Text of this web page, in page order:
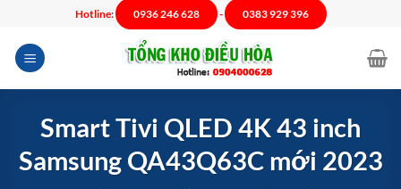
nội
dung
Hotline: 0936 246 628 - 0383 929 396
Smart Tivi QLED 4K 43 inch
Samsung QA43Q63C mới 2023